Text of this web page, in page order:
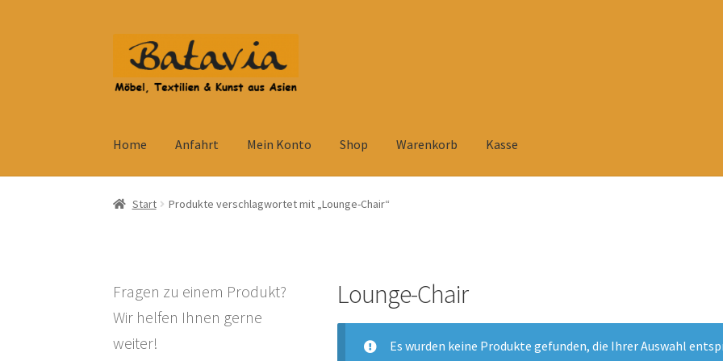
Navigation
springen
Zum
Inhalt
springen
Home Anfahrt Mein Konto Shop Warenkorb Kasse
Start Accessoires Anfahrt Datenschutzbelehrung
Zahlungsarten
Start Produkte verschlagwortet mit „Lounge-Chair“
Lounge-Chair
Es wurden keine Produkte gefunden, die Ihrer Auswahl
Fragen zu einem Produkt?
Wir helfen Ihnen gerne
weiter!